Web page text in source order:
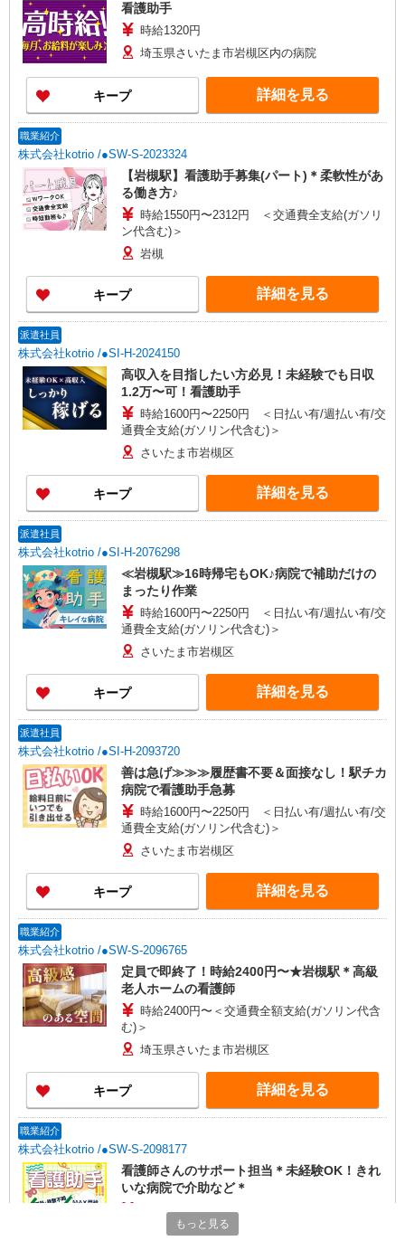
看護助手
時給1320円
埼玉県さいたま市岩槻区内の病院
キープ 詳細を見る
職業紹介
株式会社kotrio /●SW-S-2023324
【岩槻駅】看護助手募集(パート)＊柔軟性があ
る働き方♪
時給1550円〜2312円 ＜交通費全支給(ガソリ
ン代含む)＞
岩槻
キープ 詳細を見る
派遣社員
株式会社kotrio /●SI-H-2024150
高収入を目指したい方必見！未経験でも日収
1.2万〜可！看護助手
時給1600円〜2250円 ＜日払い有/週払い有/交
通費全支給(ガソリン代含む)＞
さいたま市岩槻区
キープ 詳細を見る
派遣社員
株式会社kotrio /●SI-H-2076298
≪岩槻駅≫16時帰宅もOK♪病院で補助だけの
まったり作業
時給1600円〜2250円 ＜日払い有/週払い有/交
通費全支給(ガソリン代含む)＞
さいたま市岩槻区
キープ 詳細を見る
派遣社員
株式会社kotrio /●SI-H-2093720
善は急げ≫≫≫履歴書不要＆面接なし！駅チカ
病院で看護助手急募
時給1600円〜2250円 ＜日払い有/週払い有/交
通費全支給(ガソリン代含む)＞
さいたま市岩槻区
キープ 詳細を見る
職業紹介
株式会社kotrio /●SW-S-2096765
定員で即終了！時給2400円〜★岩槻駅＊高級
老人ホームの看護師
時給2400円〜＜交通費全額支給(ガソリン代含
む)＞
埼玉県さいたま市岩槻区
キープ 詳細を見る
職業紹介
株式会社kotrio /●SW-S-2098177
看護師さんのサポート担当＊未経験OK！きれ
いな病院で介助など＊
【正社員】月給240,000〜400,000円 ・基本
給：200,000円〜220,000円 ・資格手当：10,000〜
もっと見る